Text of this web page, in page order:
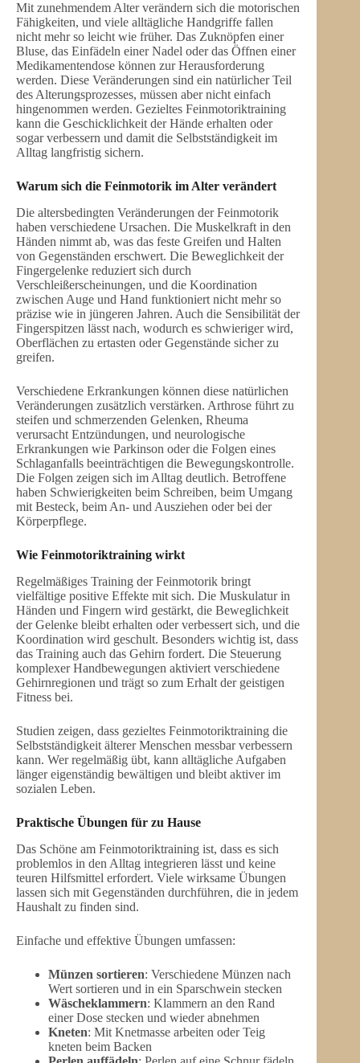
Mit zunehmendem Alter verändern sich die motorischen
Fähigkeiten, und viele alltägliche Handgriffe fallen
nicht mehr so leicht wie früher. Das Zuknöpfen einer
Bluse, das Einfädeln einer Nadel oder das Öffnen einer
Medikamentendose können zur Herausforderung
werden. Diese Veränderungen sind ein natürlicher Teil
des Alterungsprozesses, müssen aber nicht einfach
hingenommen werden. Gezieltes Feinmotoriktraining
kann die Geschicklichkeit der Hände erhalten oder
sogar verbessern und damit die Selbstständigkeit im
Alltag langfristig sichern.
Warum sich die Feinmotorik im Alter verändert
Die altersbedingten Veränderungen der Feinmotorik
haben verschiedene Ursachen. Die Muskelkraft in den
Händen nimmt ab, was das feste Greifen und Halten
von Gegenständen erschwert. Die Beweglichkeit der
Fingergelenke reduziert sich durch
Verschleißerscheinungen, und die Koordination
zwischen Auge und Hand funktioniert nicht mehr so
präzise wie in jüngeren Jahren. Auch die Sensibilität der
Fingerspitzen lässt nach, wodurch es schwieriger wird,
Oberflächen zu ertasten oder Gegenstände sicher zu
greifen.
Verschiedene Erkrankungen können diese natürlichen
Veränderungen zusätzlich verstärken. Arthrose führt zu
steifen und schmerzenden Gelenken, Rheuma
verursacht Entzündungen, und neurologische
Erkrankungen wie Parkinson oder die Folgen eines
Schlaganfalls beeinträchtigen die Bewegungskontrolle.
Die Folgen zeigen sich im Alltag deutlich. Betroffene
haben Schwierigkeiten beim Schreiben, beim Umgang
mit Besteck, beim An- und Ausziehen oder bei der
Körperpflege.
Wie Feinmotoriktraining wirkt
Regelmäßiges Training der Feinmotorik bringt
vielfältige positive Effekte mit sich. Die Muskulatur in
Händen und Fingern wird gestärkt, die Beweglichkeit
der Gelenke bleibt erhalten oder verbessert sich, und die
Koordination wird geschult. Besonders wichtig ist, dass
das Training auch das Gehirn fordert. Die Steuerung
komplexer Handbewegungen aktiviert verschiedene
Gehirnregionen und trägt so zum Erhalt der geistigen
Fitness bei.
Studien zeigen, dass gezieltes Feinmotoriktraining die
Selbstständigkeit älterer Menschen messbar verbessern
kann. Wer regelmäßig übt, kann alltägliche Aufgaben
länger eigenständig bewältigen und bleibt aktiver im
sozialen Leben.
Praktische Übungen für zu Hause
Das Schöne am Feinmotoriktraining ist, dass es sich
problemlos in den Alltag integrieren lässt und keine
teuren Hilfsmittel erfordert. Viele wirksame Übungen
lassen sich mit Gegenständen durchführen, die in jedem
Haushalt zu finden sind.
Einfache und effektive Übungen umfassen:
Münzen sortieren: Verschiedene Münzen nach
Wert sortieren und in ein Sparschwein stecken
Wäscheklammern: Klammern an den Rand
einer Dose stecken und wieder abnehmen
Kneten: Mit Knetmasse arbeiten oder Teig
kneten beim Backen